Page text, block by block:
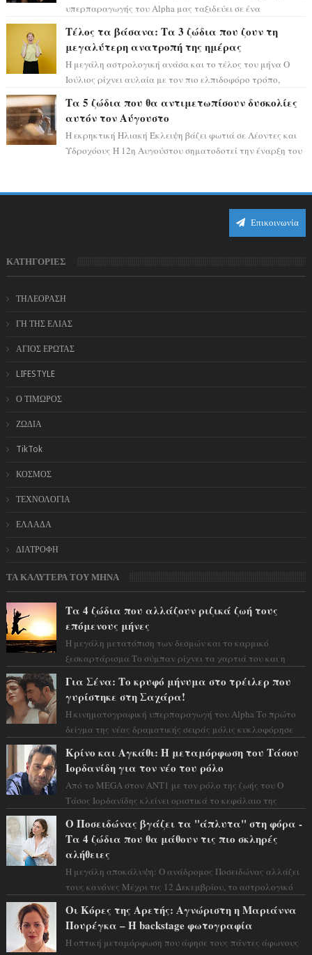
υπερπαραγωγής του Alpha μας ταξιδεύει σε ένα
Τέλος τα βάσανα: Τα 3 ζώδια που ζουν τη
μεγαλύτερη ανατροπή της ημέρας
Η μεγάλη αστρολογική ανάσα και το τέλος του μήνα Ο
Ιούλιος ρίχνει αυλαία με τον πιο ελπιδοφόρο τρόπο,
Τα 5 ζώδια που θα αντιμετωπίσουν δυσκολίες
αυτόν τον Αύγουστο
Η εκρηκτική Ηλιακή Έκλειψη βάζει φωτιά σε Λέοντες και
Υδροχόους Η 12η Αυγούστου σηματοδοτεί την έναρξη του
Επικοινωνία
ΚΑΤΗΓΟΡΙΕΣ
ΤΗΛΕΟΡΑΣΗ
ΓΗ ΤΗΣ ΕΛΙΑΣ
ΑΓΙΟΣ ΕΡΩΤΑΣ
LIFESTYLE
Ο ΤΙΜΩΡΟΣ
ΖΩΔΙΑ
TikTok
ΚΟΣΜΟΣ
ΤΕΧΝΟΛΟΓΙΑ
ΕΛΛΑΔΑ
ΔΙΑΤΡΟΦΗ
ΤΑ ΚΑΛΥΤΕΡΑ ΤΟΥ ΜΗΝΑ
Τα 4 ζώδια που αλλάζουν ριζικά ζωή τους
επόμενους μήνες
Η μεγάλη μετατόπιση των δεσμών και το καρμικό
ξεσκαρτάρισμα Το σύμπαν ρίχνει τα χαρτιά του και η
Για Σένα: Το κρυφό μήνυμα στο τρέιλερ που
γυρίστηκε στη Σαχάρα!
Η κινηματογραφική υπερπαραγωγή του Alpha Το πρώτο
δείγμα της νέας δραματικής σειράς μόλις κυκλοφόρησε
Κρίνο και Αγκάθι: Η μεταμόρφωση του Τάσου
Ιορδανίδη για τον νέο του ρόλο
Από το MEGA στον ΑΝΤ1 με τον ρόλο της ζωής του Ο
Τάσος Ιορδανίδης κλείνει οριστικά το κεφάλαιο της
Ο Ποσειδώνας βγάζει τα "άπλυτα" στη φόρα -
Τα 4 ζώδια που θα μάθουν τις πιο σκληρές
αλήθειες
Η μεγάλη αποκάλυψη: Ο ανάδρομος Ποσειδώνας αλλάζει
τους κανόνες Μέχρι τις 12 Δεκεμβρίου, το αστρολογικό
Οι Κόρες της Αρετής: Αγνώριστη η Μαριάννα
Πουρέγκα – H backstage φωτογραφία
Η οπτική μεταμόρφωση που άφησε τους πάντες άφωνους